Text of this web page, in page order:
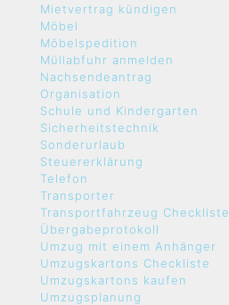
Mietvertrag kündigen
Möbel
Möbelspedition
Müllabfuhr anmelden
Nachsendeantrag
Organisation
Schule und Kindergarten
Sicherheitstechnik
Sonderurlaub
Steuererklärung
Telefon
Transporter
Transportfahrzeug Checkliste
Übergabeprotokoll
Umzug mit einem Anhänger
Umzugskartons Checkliste
Umzugskartons kaufen
Umzugsplanung